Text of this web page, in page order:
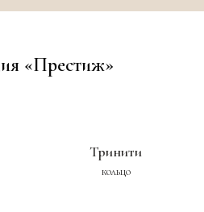
«Престиж»
Тринити
кольцо